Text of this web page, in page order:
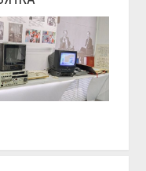
напали и